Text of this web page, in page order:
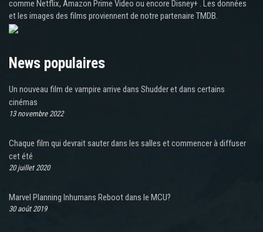
comme Netflix, Amazon Prime Video ou encore Disney+ . Les données
et les images des films proviennent de notre partenaire TMDB.
News populaires
Un nouveau film de vampire arrive dans Shudder et dans certains
cinémas
13 novembre 2022
Chaque film qui devrait sauter dans les salles et commencer à diffuser
cet été
20 juillet 2020
Marvel Planning Inhumans Reboot dans le MCU?
30 août 2019